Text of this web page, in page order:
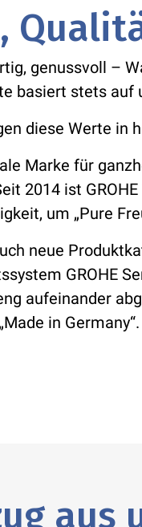
genussvoll –
basiert stets auf
diese Werte in
Marke für
2014 ist
um „Pure
neue
GROHE
aufeinander
in Germany“.